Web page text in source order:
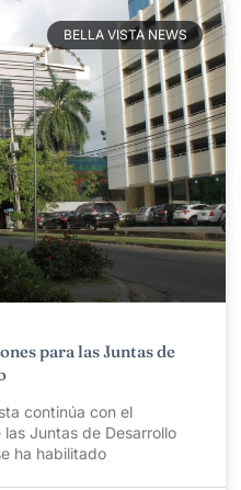
BELLA VISTA NEWS
para las Juntas de
continúa con el
Juntas de Desarrollo
ha habilitado